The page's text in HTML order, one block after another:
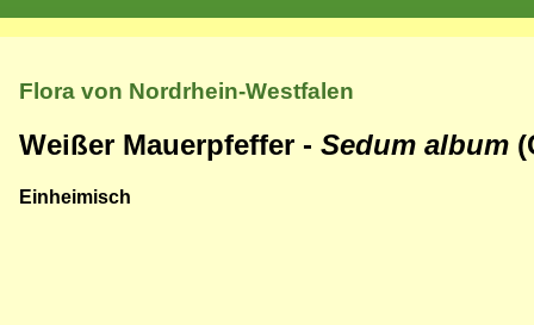
Flora von Nordrhein-Westfalen
Weißer Mauerpfeffer - Sedum album
Einheimisch